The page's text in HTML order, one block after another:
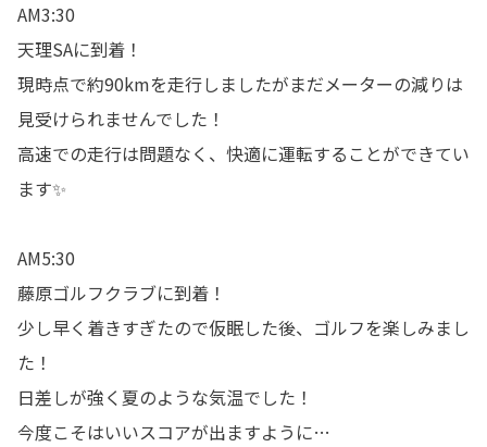
AM3:30
天理SAに到着！
現時点で約90kmを走行しましたがまだメーターの減りは
見受けられませんでした！
高速での走行は問題なく、快適に運転することができてい
ます✨
AM5:30
藤原ゴルフクラブに到着！
少し早く着きすぎたので仮眠した後、ゴルフを楽しみまし
た！
日差しが強く夏のような気温でした！
今度こそはいいスコアが出ますように…